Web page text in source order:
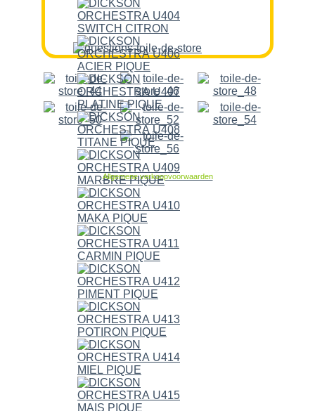
Allgemene verkoopvoorwaarden